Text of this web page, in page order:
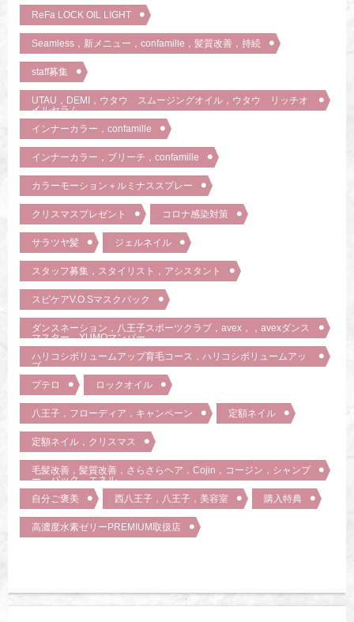
ReFa LOCK OIL LIGHT
Seamless，新メニュー，confamille，髪質改善，持続
staff募集
UTAU，DEMI，ウタウ スムージングオイル，ウタウ リッチオ
イルセラム
インナーカラー，confamille
インナーカラー，ブリーチ，confamille
カラーモーション＋ルミナススプレー
クリスマスプレゼント コロナ感染対策
サラツヤ髪 ジェルネイル
スタッフ募集，スタイリスト，アシスタント
スピケアV.O.Sマスクパック
ダンスネーション，八王子スポーツクラブ，avex，，avexダンス
マスター，YUMOマンバー
ハリコシボリュームアップ育毛コース，ハリコシボリュームアッ
プ
プテロ
ロックオイル
八王子，フローディア，キャンペーン 定額ネイル
定額ネイル，クリスマス
毛髪改善，髪質改善，さらさらヘア，Cojin，コージン，シャンプ
ー，パック，エネル，
自分ご褒美
西八王子，八王子，美容室 購入特典
高濃度水素ゼリーPREMIUM取扱店